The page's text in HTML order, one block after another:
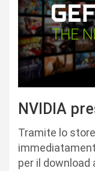
NVIDIA
Tramite lo
per il download